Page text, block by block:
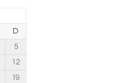
D
5
12
19